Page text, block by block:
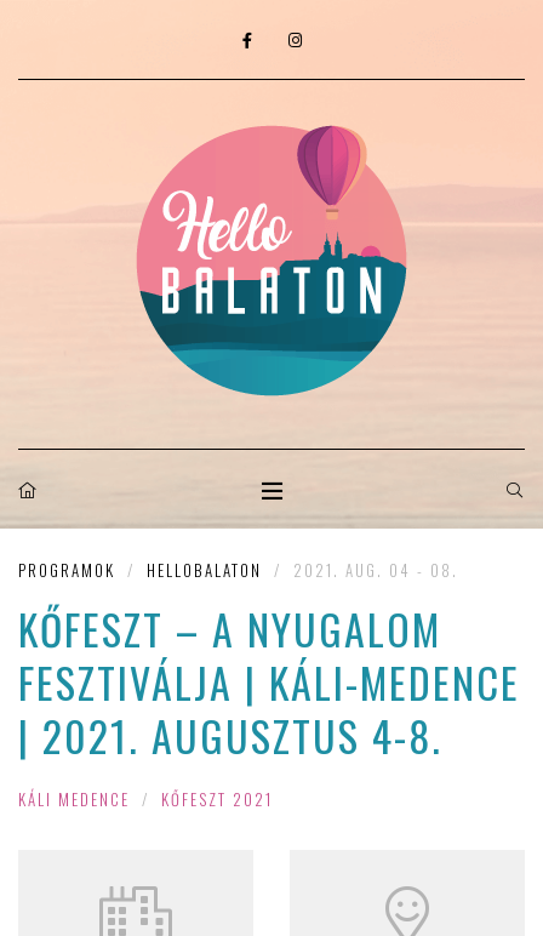
PROGRAMOK / HELLOBALATON / 2021. AUG. 04 - 08.
KŐFESZT – A NYUGALOM
FESZTIVÁLJA | KÁLI-MEDENCE
| 2021. AUGUSZTUS 4-8.
KÁLI MEDENCE / KŐFESZT 2021